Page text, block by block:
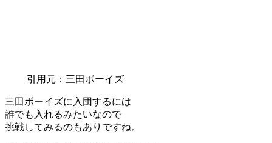
引用元：三田ボーイズ
三田ボーイズに入団するには
誰でも入れるみたいなので
挑戦してみるのもありですね。